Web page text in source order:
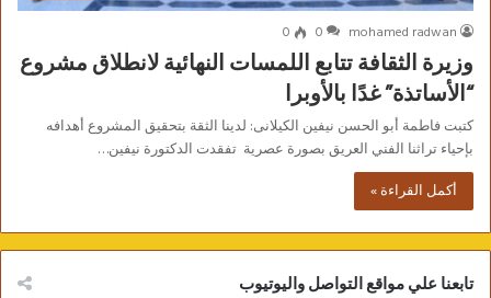
mohamed radwan
0
0
وزيرة الثقافة تتابع اللمسات النهائية لانطلاق مشروع
“الأساتذة” غدًا بالأوبرا
كتبت فاطمة أبو الحسن نيفين الكيلانى: لدينا الثقة بتحقيق المشروع أهدافه
بإحياء تراثنا الفني العريق بصورة عصرية تفقدت الدكتورة نيفين…
أكمل القراءة »
تابعنا علي مواقع التواصل واليوتيوب